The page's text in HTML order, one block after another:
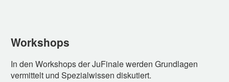
Workshops
In den Workshops der JuFinale werden Grundlagen
vermittelt und Spezialwissen diskutiert.